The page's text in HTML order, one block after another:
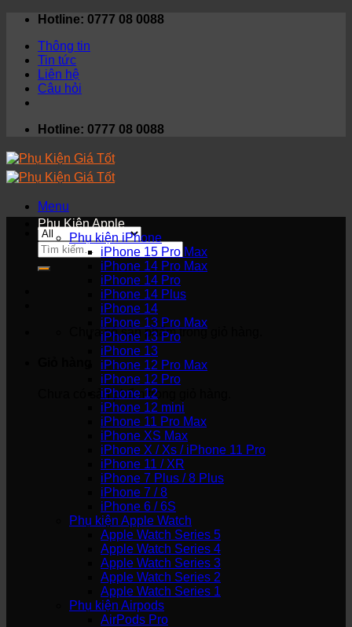
Skip
content
Hotline: 0777 08 0088
Thông tin
Tin tức
Liên hệ
Câu hỏi
Hotline: 0777 08 0088
Menu
Tìm
kiếm:
Chưa có sản phẩm trong giỏ hàng.
Chưa có sản phẩm trong giỏ hàng.
Phụ Kiện Apple
Phụ kiện iPhone
iPhone 15 Pro Max
iPhone 14 Pro Max
iPhone 14 Pro
iPhone 14 Plus
iPhone 14
iPhone 13 Pro Max
iPhone 13 Pro
iPhone 13
iPhone 12 Pro Max
iPhone 12 Pro
iPhone 12
iPhone 12 mini
iPhone 11 Pro Max
iPhone XS Max
iPhone X / Xs / iPhone 11 Pro
iPhone 11 / XR
iPhone 7 Plus / 8 Plus
iPhone 7 / 8
iPhone 6 / 6S
Phụ kiện Apple Watch
Apple Watch Series 5
Apple Watch Series 4
Apple Watch Series 3
Apple Watch Series 2
Apple Watch Series 1
Phụ kiện Airpods
AirPods Pro